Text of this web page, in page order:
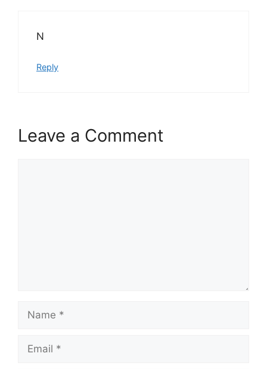
N
Reply
Leave a Comment
Name
Email